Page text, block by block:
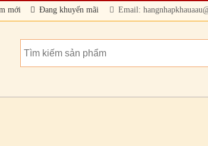
mới Đang khuyến mãi Email: